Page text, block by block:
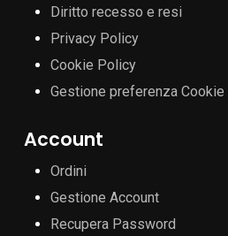
Diritto recesso e resi
Privacy Policy
Cookie Policy
Gestione preferenza Cookie
Account
Ordini
Gestione Account
Recupera Password